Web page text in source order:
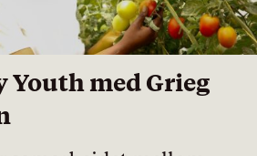
Youth med Grieg